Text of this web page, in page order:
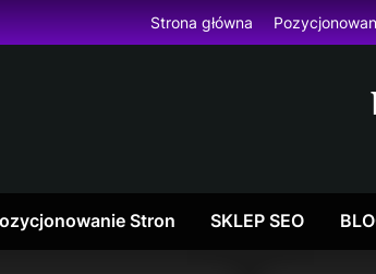
Strona główna
Stron SKLEP SEO